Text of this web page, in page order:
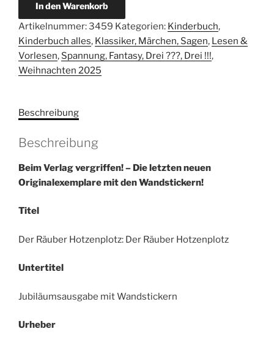
Hotzenplotz.
Jubiläumsausgabe
mit
Wandstickern
In den Warenkorb
Artikelnummer:3459 Kategorien: Kinderbuch,
Kinderbuch alles, Klassiker, Märchen, Sagen, Lesen &
Vorlesen, Spannung, Fantasy, Drei ???, Drei !!!,
Weihnachten 2025
Beschreibung
Beschreibung
Beim Verlag vergriffen! – Die letzten neuen
Originalexemplare mit den Wandstickern!
Titel
Der Räuber Hotzenplotz: Der Räuber Hotzenplotz
Untertitel
Jubiläumsausgabe mit Wandstickern
Urheber